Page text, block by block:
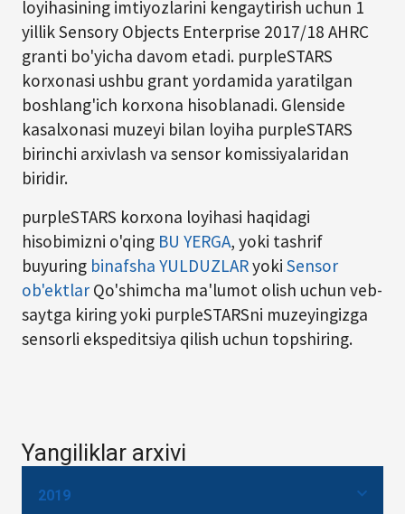
loyihasining imtiyozlarini kengaytirish uchun 1
yillik Sensory Objects Enterprise 2017/18 AHRC
granti bo'yicha davom etadi. purpleSTARS
korxonasi ushbu grant yordamida yaratilgan
boshlang'ich korxona hisoblanadi. Glenside
kasalxonasi muzeyi bilan loyiha purpleSTARS
birinchi arxivlash va sensor komissiyalaridan
biridir.
purpleSTARS korxona loyihasi haqidagi
hisobimizni o'qing BU YERGA, yoki tashrif
buyuring binafsha YULDUZLARyoki Sensor
ob'ektlar Qo'shimcha ma'lumot olish uchun veb-
saytga kiring yoki purpleSTARSni muzeyingizga
sensorli ekspeditsiya qilish uchun topshiring.
Yangiliklar arxivi
2019